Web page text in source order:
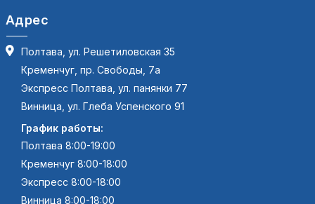
Адрес
Полтава, ул. Решетиловская 35
Кременчуг, пр. Свободы, 7а
Экспресс Полтава, ул. панянки 77
Винница, ул. Глеба Успенского 91
График работы:
Полтава 8:00-19:00
Кременчуг 8:00-18:00
Экспресс 8:00-18:00
Винница 8:00-18:00